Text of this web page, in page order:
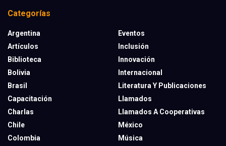
Categorías
Argentina
Artículos
Biblioteca
Bolivia
Brasil
Capacitación
Charlas
Chile
Colombia
Eventos
Inclusión
Innovación
Internacional
Literatura Y Publicaciones
Llamados
Llamados A Cooperativas
México
Música